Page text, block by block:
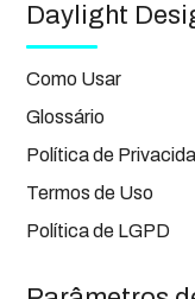
Daylight
Como Usar
Glossário
Política de
Termos de Uso
Política de LGPD